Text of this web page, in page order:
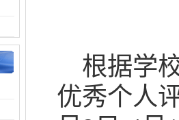
根据学
优秀个人